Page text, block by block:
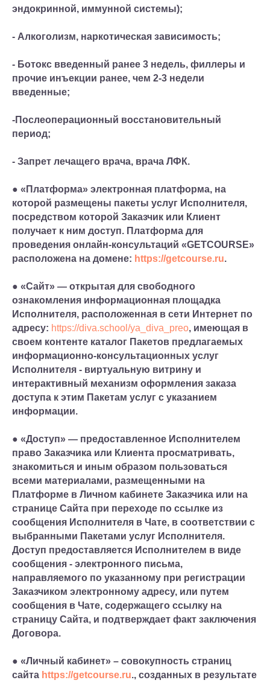
эндокринной, иммунной системы);
- Алкоголизм, наркотическая зависимость;
- Ботокс введенный ранее 3 недель, филлеры и
прочие инъекции ранее, чем 2-3 недели
введенные;
-Послеоперационный восстановительный
период;
- Запрет лечащего врача, врача ЛФК.
● «Платформа» электронная платформа, на
которой размещены пакеты услуг Исполнителя,
посредством которой Заказчик или Клиент
получает к ним доступ. Платформа для
проведения онлайн-консультаций «GETCOURSE»
расположена на домене: https://getcourse.ru.
● «Сайт» — открытая для свободного
ознакомления информационная площадка
Исполнителя, расположенная в сети Интернет по
адресу: https://diva.school/ya_diva_preo, имеющая в
своем контенте каталог Пакетов предлагаемых
информационно-консультационных услуг
Исполнителя - виртуальную витрину и
интерактивный механизм оформления заказа
доступа к этим Пакетам услуг с указанием
информации.
● «Доступ» — предоставленное Исполнителем
право Заказчика или Клиента просматривать,
знакомиться и иным образом пользоваться
всеми материалами, размещенными на
Платформе в Личном кабинете Заказчика или на
странице Сайта при переходе по ссылке из
сообщения Исполнителя в Чате, в соответствии с
выбранными Пакетами услуг Исполнителя.
Доступ предоставляется Исполнителем в виде
сообщения - электронного письма,
направляемого по указанному при регистрации
Заказчиком электронному адресу, или путем
сообщения в Чате, содержащего ссылку на
страницу Сайта, и подтверждает факт заключения
Договора.
● «Личный кабинет» – совокупность страниц
сайта https://getcourse.ru., созданных в результате